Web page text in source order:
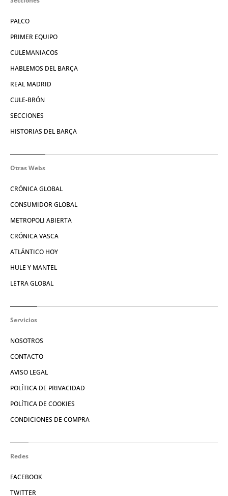
PALCO
PRIMER EQUIPO
CULEMANIACOS
HABLEMOS DEL BARÇA
REAL MADRID
CULE-BRÓN
SECCIONES
HISTORIAS DEL BARÇA
Otras Webs
CRÓNICA GLOBAL
CONSUMIDOR GLOBAL
METROPOLI ABIERTA
CRÓNICA VASCA
ATLÁNTICO HOY
HULE Y MANTEL
LETRA GLOBAL
Servicios
NOSOTROS
CONTACTO
AVISO LEGAL
POLÍTICA DE PRIVACIDAD
POLÍTICA DE COOKIES
CONDICIONES DE COMPRA
Redes
FACEBOOK
TWITTER